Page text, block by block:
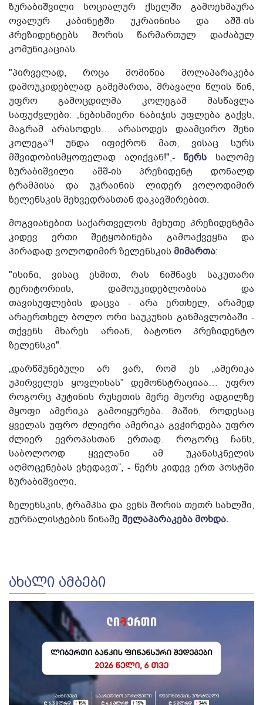
ზურაბიშვილი სოციალურ ქსელში გამოეხმაურა
ოვალურ კაბინეტში უკრაინისა და აშშ-ის
პრეზიდენტებს შორის წარმართულ დაძაბულ
კომუნიკაციას.
"პირველად, როცა მომიწია მოლაპარაკება
დამოუკიდებლად გამემართა, მრავალი წლის წინ,
უფრო გამოცდილმა კოლეგამ მასწავლა
საფუძვლები: „ნებისმიერი ნაბიჯის უფლება გაქვს,
მაგრამ არასოდეს… არასოდეს დაამცირო შენი
კოლეგა“! უნდა იფიქრონ მათ, ვისაც სურს
მშვიდობისმყოფელად აღიქვან!",- წერს სალომე
ზურაბიშვილი აშშ-ის პრეზიდენტ დონალდ
ტრამპისა და უკრაინის ლიდერ ვოლოდიმირ
ზელენსკის შეხვედრასთან დაკავშირებით.
მოგვიანებით საქართველოს მეხუთე პრეზიდენტმა
კიდევ ერთი შეტყობინება გამოაქვეყნა და
პირადად ვოლოდიმირ ზელენსკისმიმართა:
"ისინი, ვისაც ესმით, რას ნიშნავს საკუთარი
ტერიტორიის, დამოუკიდებლობისა და
თავისუფლების დაცვა - არა ერთხელ, არამედ
არაერთხელ ბოლო ორი საუკუნის განმავლობაში -
თქვენს მხარეს არიან, ბატონო პრეზიდენტო
ზელენსკი".
„დარწმუნებული არ ვარ, რომ ეს „ამერიკა
უპირველეს ყოვლისას” დემონსტრაციაა… უფრო
როგორც პუტინის რუსეთის მერე მეორე ადგილზე
მყოფი ამერიკა გამოიყურება. მაშინ, როდესაც
ყველას უფრო ძლიერი ამერიკა გვჭირდება უფრო
ძლიერ ევროპასთან ერთად. როგორც ჩანს,
საბოლოოდ ყველანი ამ უკანასკნელის
აღმოცენებას ვხედავთ”, - წერს კიდევ ერთ პოსტში
ზურაბიშვილი.
ზელენსკის, ტრამპსა და ვენს შორის თეთრ სახლში,
ჟურნალისტების წინაშე შელაპარაკება მოხდა.
ᲐᲮᲐᲚᲘ ᲐᲛᲑᲔᲑᲘ